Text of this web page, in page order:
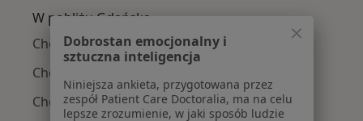
W pobliżu Gdańska
Choroba wieńcowa w Gdyni
Choroba wieńcowa w Starogardzie Gdańskim
Choroba wieńcowa w Wejherowie
Dobrostan emocjonalny i
sztuczna inteligencja
Niniejsza ankieta, przygotowana przez
zespół Patient Care Doctoralia, ma na celu
lepsze zrozumienie, w jaki sposób ludzie